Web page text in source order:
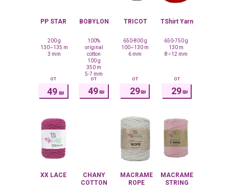
49₪ 29₪ 29₪
200 g
130÷135 m
3 mm
100%
original
cotton
100 g
350 m
5-7 mm
650-800 g
100÷130 m
6 mm
650-750 g
130 m
8÷12 mm
49 ₪
от от от от
BOBYLON TRICOT
PP STAR TShirt Yarn
CHANY
COTTON
MACRAME
ROPE
XX LACE
MACRAME
STRING